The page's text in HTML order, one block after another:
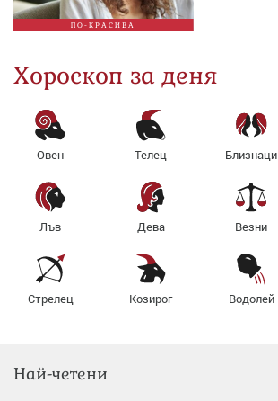
ПО-КРАСИВА
Хороскоп за деня
Овен Телец Близнаци
Лъв Дева Везни
Стрелец Козирог Водолей
Най-четени